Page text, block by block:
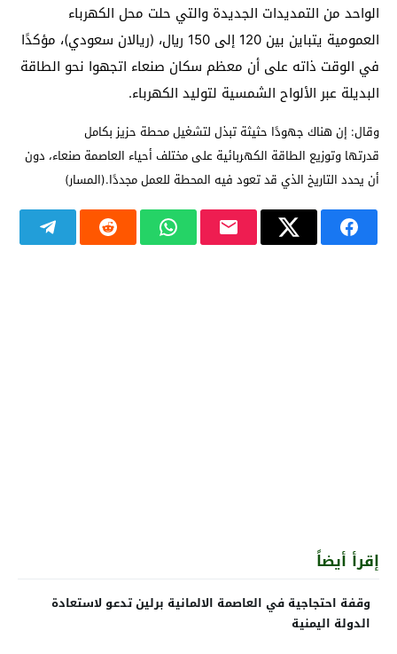
الواحد من التمديدات الجديدة والتي حلت محل الكهرباء
العمومية يتباين بين 120 إلى 150 ريال، (ريالان سعودي)، مؤكدًا
في الوقت ذاته على أن معظم سكان صنعاء اتجهوا نحو الطاقة
البديلة عبر الألواح الشمسية لتوليد الكهرباء.
وقال: إن هناك جهودًا حثيثة تبذل لتشغيل محطة حزيز بكامل
قدرتها وتوزيع الطاقة الكهربائية على مختلف أحياء العاصمة صنعاء، دون
أن يحدد التاريخ الذي قد تعود فيه المحطة للعمل مجددًا.(المسار)
إقرأ أيضاً
وقفة احتجاجية في العاصمة الالمانية برلين تدعو لاستعادة
الدولة اليمنية